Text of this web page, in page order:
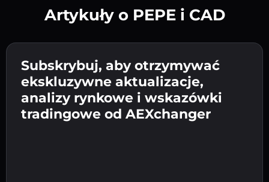
Wpisz adres swojego portfela
kryptowalutowego 👉 przejdź do następnego
kroku.
Potwierdź swoją tożsamość 👉 przejdź do
ostatniego kroku.
Wyślij depozyt 👉 odbierz kryptowalutę lub
walutę fiat w swoim portfelu.
Artykuły o PEPE i CAD
Subskrybuj, aby otrzymywać
ekskluzywne aktualizacje,
analizy rynkowe i wskazówki
tradingowe od AEXchanger